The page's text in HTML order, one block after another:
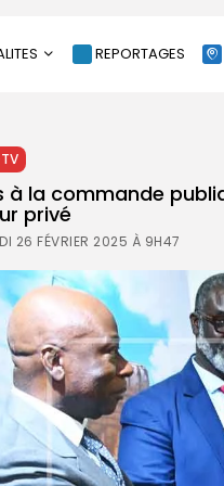
REPORTAGES
à la commande
privé
26 FÉVRIER 2025 À 9H47